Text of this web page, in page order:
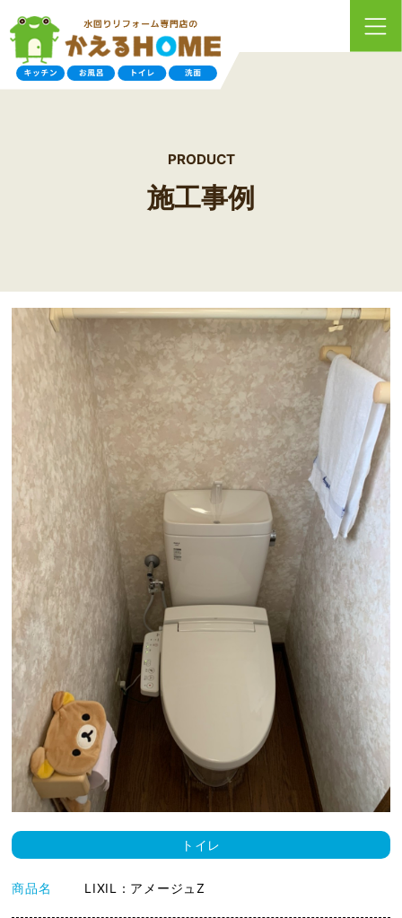
PRODUCT
施工事例
トイレ
商品名 LIXIL：アメージュZ